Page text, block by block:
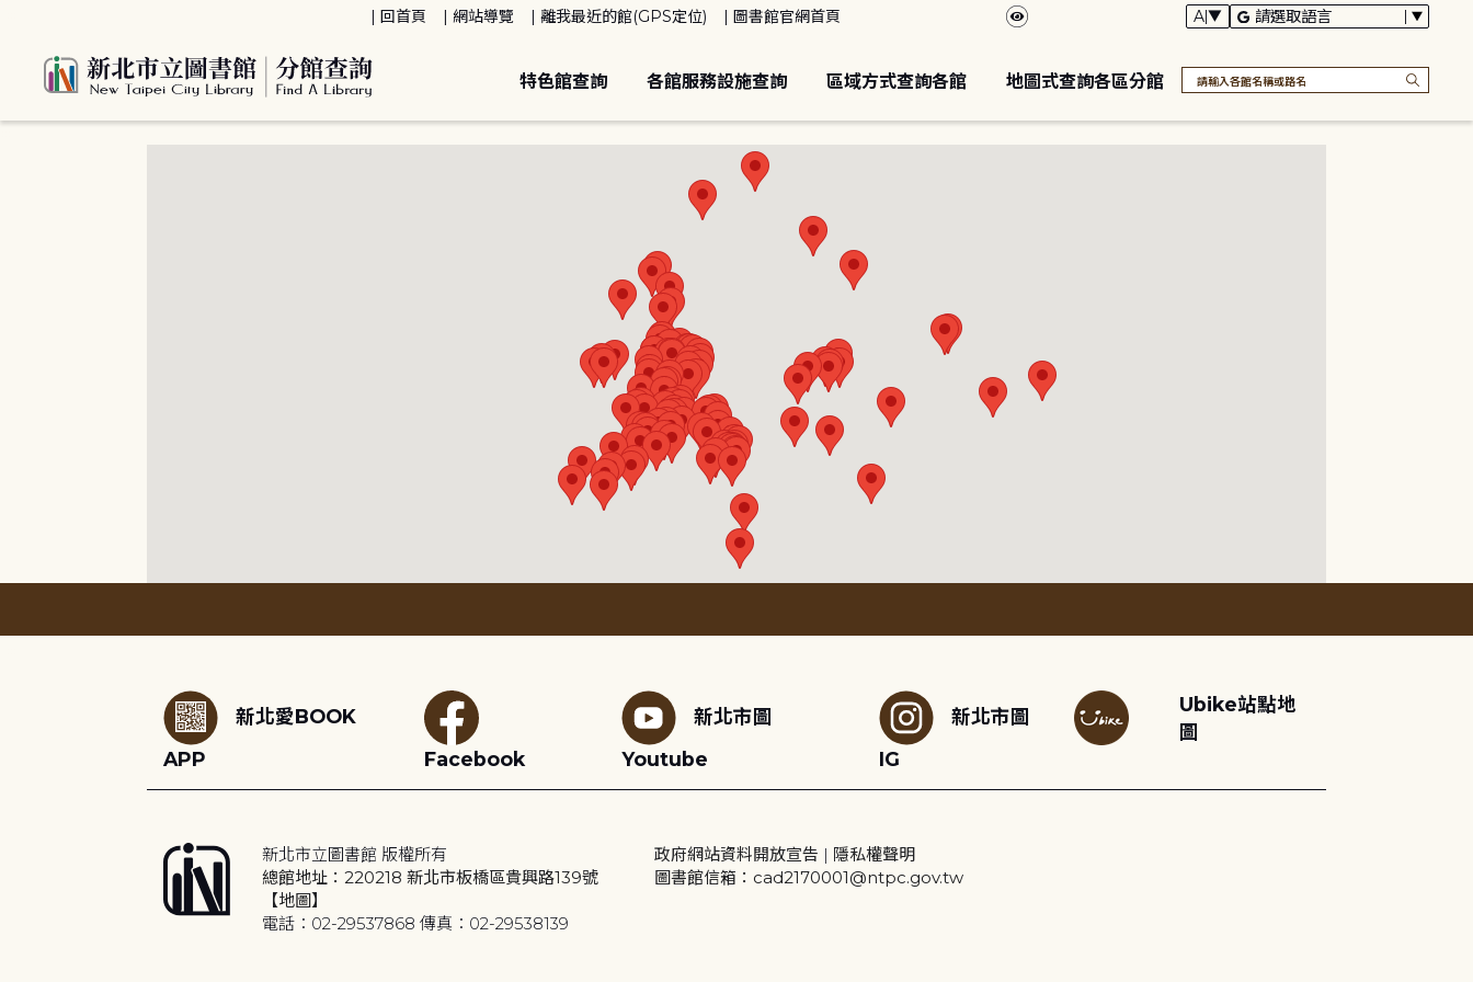
回首頁 網站導覽 離我最近的館(GPS定位) 圖書館官網首頁
特色館查詢 各館服務設施查詢 區域方式查詢各館 地圖式查詢各區分館
新北愛BOOK
APP
Facebook
新北市圖
Youtube
新北市圖
IG
Ubike站點地
圖
新北市立圖書館 版權所有
總館地址：220218 新北市板橋區貴興路139號
【地圖】
電話：02-29537868 傳真：02-29538139
政府網站資料開放宣告 | 隱私權聲明
圖書館信箱：cad2170001@ntpc.gov.tw